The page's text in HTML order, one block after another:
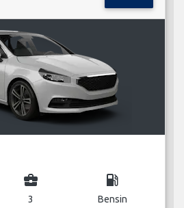
business_center
3
local_gas_station
Bensin